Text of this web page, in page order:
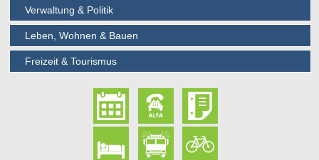
Verwaltung & Politik
Leben, Wohnen & Bauen
Freizeit & Tourismus